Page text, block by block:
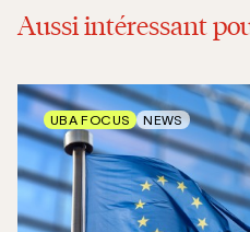
Aussi intéressant
UBA FOCUS NEWS